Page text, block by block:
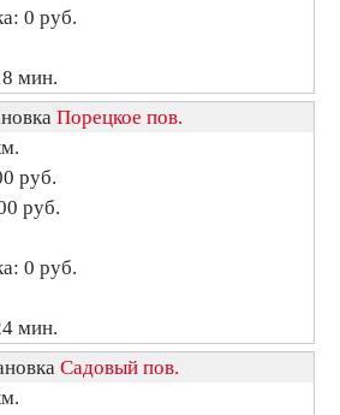
0 руб.
мин.
Порецкое пов.
руб.
руб.
0 руб.
мин.
Садовый пов.